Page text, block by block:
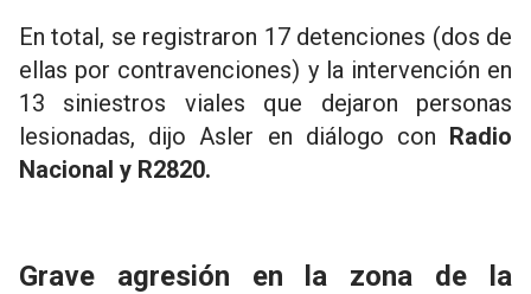
En total, se registraron 17 detenciones (dos de
ellas por contravenciones) y la intervención en
13 siniestros viales que dejaron personas
lesionadas, dijo Asler en diálogo con Radio
Nacional y R2820.
Grave agresión en la zona de la